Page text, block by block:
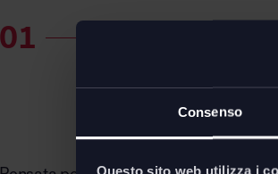
Consenso
Questo sito web utilizza i